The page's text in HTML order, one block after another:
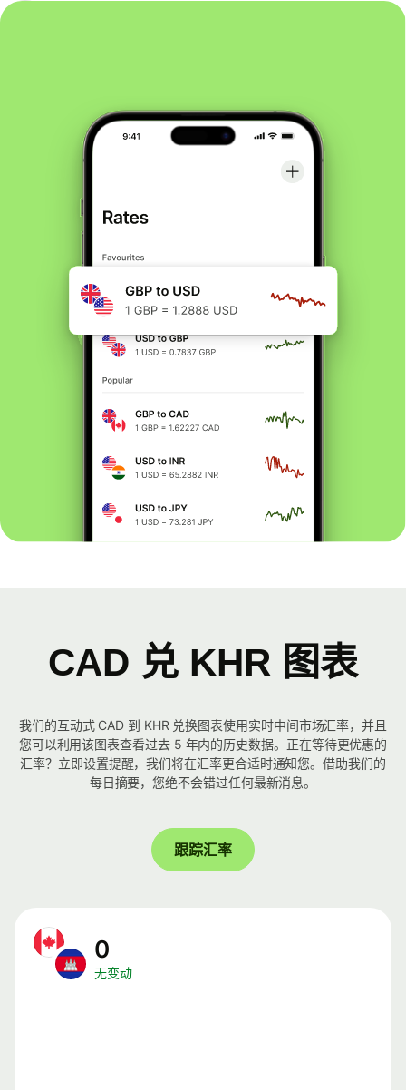
CAD 兑 KHR 图表
我们的互动式 CAD 到 KHR 兑换图表使用实时中间市场汇率，并且
您可以利用该图表查看过去 5 年内的历史数据。正在等待更优惠的
汇率？立即设置提醒，我们将在汇率更合适时通知您。借助我们的
每日摘要，您绝不会错过任何最新消息。
跟踪汇率
0
无变动